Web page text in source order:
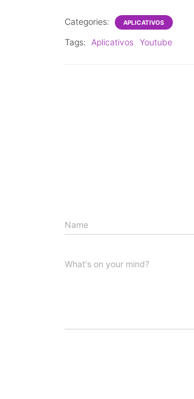
Categories: APLICATIVOS
Tags: Aplicativos Youtube
Name
What's on your mind?